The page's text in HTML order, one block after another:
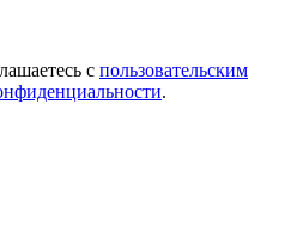
с пользовательским
.